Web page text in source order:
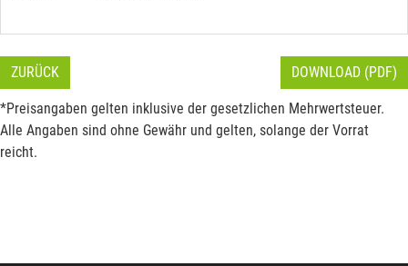
ZURÜCK DOWNLOAD (PDF)
*Preisangaben gelten inklusive der gesetzlichen Mehrwertsteuer.
Alle Angaben sind ohne Gewähr und gelten, solange der Vorrat
reicht.